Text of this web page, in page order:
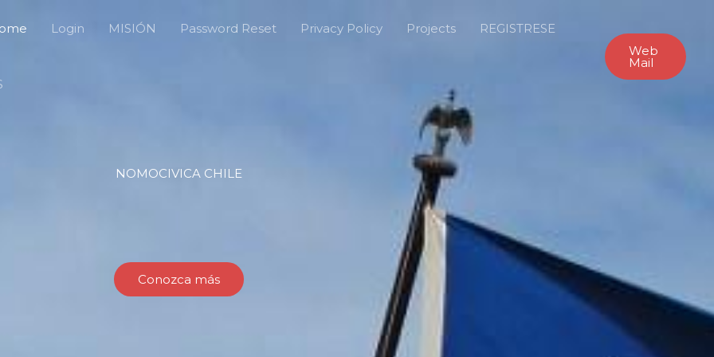
Login MISIÓN Password Reset Privacy Policy Projects REGISTRESE
Web
Mail
NOMOCIVICA CHILE
Conozca más